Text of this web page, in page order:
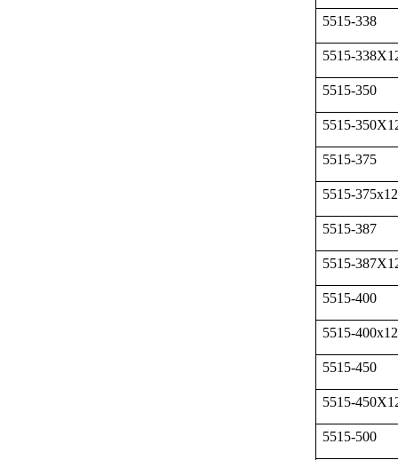
5515-338
5515-
5515-350
5515-
5515-375
5515-375x12
5515-387
5515-
5515-400
5515-400x12
5515-450
5515-
5515-500